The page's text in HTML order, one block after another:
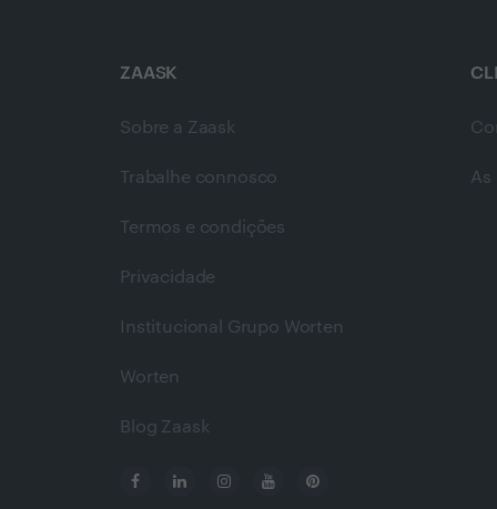
ZAASK
Sobre a Zaask
Trabalhe connosco
Termos e condições
Privacidade
Institucional Grupo Worten
Worten
Blog Zaask
As